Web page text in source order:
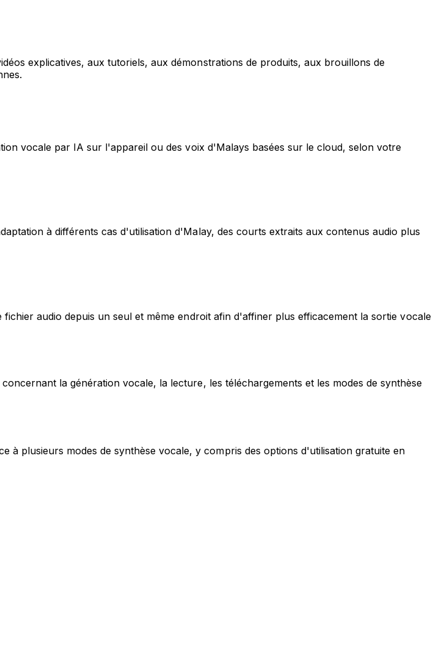
explicatives, aux tutoriels, aux démonstrations de produits, aux brouillons de
vocale par IA sur l'appareil ou des voix d'Malays basées sur le cloud, selon votre
à différents cas d'utilisation d'Malay, des courts extraits aux contenus audio plus
audio depuis un seul et même endroit afin d'affiner plus efficacement la sortie vocale
la génération vocale, la lecture, les téléchargements et les modes de synthèse
plusieurs modes de synthèse vocale, y compris des options d'utilisation gratuite en